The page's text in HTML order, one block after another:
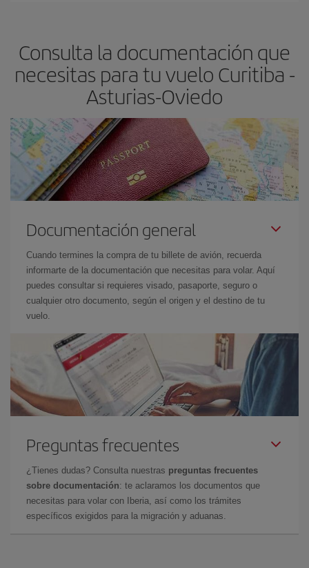
avión más baratos te saldrán. Además, si buscas los vuelos con
las fechas y los horarios del viaje un poco abiertos, podráselegir
el precio más barato.
Consulta la documentación que
necesitas para tu vuelo Curitiba -
Asturias-Oviedo
Documentación general
Cuando termines la compra de tu billete de avión, recuerda
informarte de la documentación que necesitas para volar. Aquí
puedes consultar si requieres visado, pasaporte, seguro o
cualquier otro documento, según el origen y el destino de tu
vuelo.
Preguntas frecuentes
¿Tienes dudas? Consulta nuestras preguntas frecuentes
sobre documentación: te aclaramos los documentos que
necesitas para volar con Iberia, así como los trámites
específicos exigidos para la migración y aduanas.